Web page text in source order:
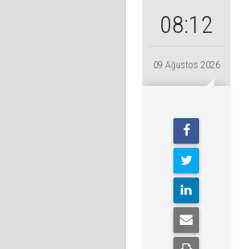
08:12
09 Ağustos 2026